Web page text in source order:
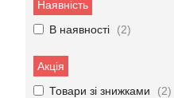
Наявність
В наявності
2
Акція
Товари зі знижками
2